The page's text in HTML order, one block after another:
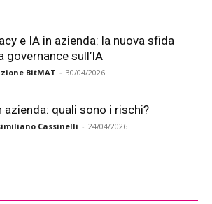
e IA in azienda: la nuova sfida
governance sull’IA
BitMAT - 30/04/2026
azienda: quali sono i rischi?
Cassinelli - 24/04/2026